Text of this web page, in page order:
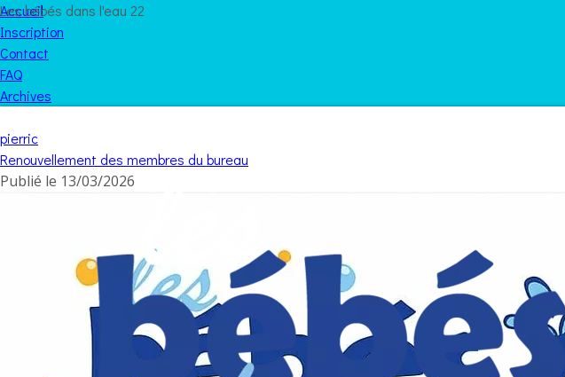
Les bébés dans l'eau 22
Accueil
Inscription
Contact
FAQ
Archives
pierric
Renouvellement des membres du bureau
Publié le 13/03/2026